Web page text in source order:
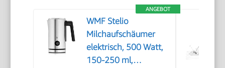
ANGEBOT
WMF Stelio
Milchaufschäumer
elektrisch, 500 Watt,
150-250 ml,